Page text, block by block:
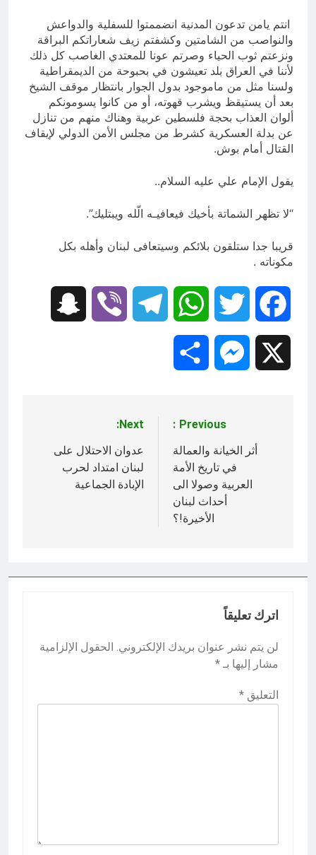
انتم يامن تدعون المدنية انضممتوا للسفلية والدواعش
والنواصب من الشامتين وكشفتم زيف شعاراتكم البراقة
ونزعتم ثوب الحياء وصرتم عونا للمعتدي الغاصب كل ذلك
لأننا في العراق بلد تعيشون في بحبوحة من الديمقراطية
ولسنا مثل من ماموجود بدول الجوار بانتظار موقف الشيخ
بعد أن يستيقظ ويشرب قهوته، أو من كانوا يسومونكم
ألوان العذاب بحجة فلسطين عربية وهناك منهم من تنازل
عن بدلة العسكرية كشرط من مجلس الأمن الدولي لإيقاف
القتال أمام بوش.
يقول الإمام علي عليه السلام..
“لا تظهر الشماتة بأخيك فيعافيـه الّله ويبتليك”.
قريبا جدا ستلقون بلائكم وسيتعافى لبنان وأهله بكل
مكوناته .
Facebook
Twitter
WhatsApp
Telegram
Viber
Messenger
المقالات
Previous:
أثر الخيانة والعمالة
في تاريخ الأمة
العربية وصولا الى
أحداث لبنان
الأخيرة!؟
Next:
عدوان الاحتلال على
لبنان امتداد لحرب
الإبادة الجماعية
اترك تعليقاً
لن يتم نشر عنوان بريدك الإلكتروني. الحقول الإلزامية
مشار إليها بـ *
التعليق *